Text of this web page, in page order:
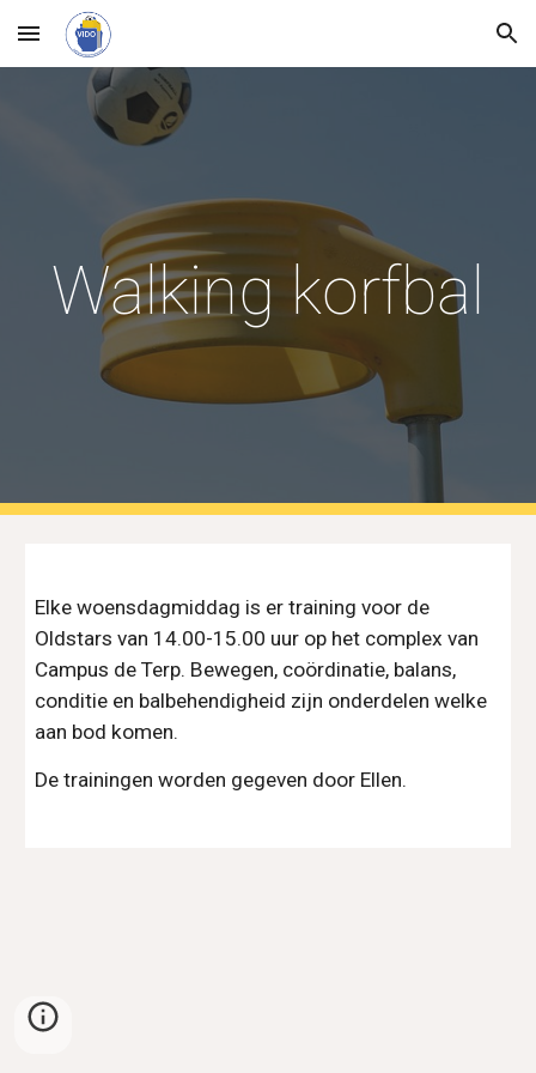
Skip to main content Skip to navigation
Walking korfbal
Elke woensdagmiddag is er training voor de
Oldstars van 14.00-15.00 uur op het complex van
Campus de Terp. Bewegen, coördinatie, balans,
conditie en balbehendigheid zijn onderdelen welke
aan bod komen.
De trainingen worden gegeven door Ellen.